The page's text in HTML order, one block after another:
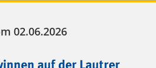
02.06.2026
auf der Lautrer